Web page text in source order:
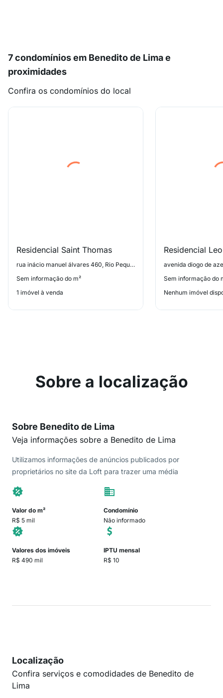
7 condomínios em Benedito de Lima e
proximidades
Confira os condomínios do local
Residencial Saint Thomas
rua inácio manuel álvares 460, Rio Pequeno
Sem informação do m²
1 imóvel à venda
Residencial
Sem informação do
Nenhum imóvel
Sobre a localização
Sobre Benedito de Lima
Veja informações sobre a Benedito de Lima
Utilizamos informações de anúncios publicados por
proprietários no site da Loft para trazer uma média
Valor do m²
R$ 5 mil
Condomínio
Não informado
Valores dos imóveis
R$ 490 mil
IPTU mensal
R$ 10
Localização
Confira serviços e comodidades de Benedito de
Lima